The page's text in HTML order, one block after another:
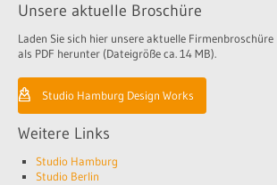
Unsere aktuelle Broschüre
Laden Sie sich hier unsere aktuelle Firmenbroschüre
als PDF herunter (Dateigröße ca. 14 MB).
Studio Hamburg Design Works
Weitere Links
Studio Hamburg
Studio Berlin